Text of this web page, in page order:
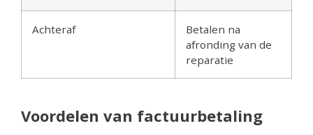
Achteraf
Betalen na
afronding van de
reparatie
Voordelen van factuurbetaling